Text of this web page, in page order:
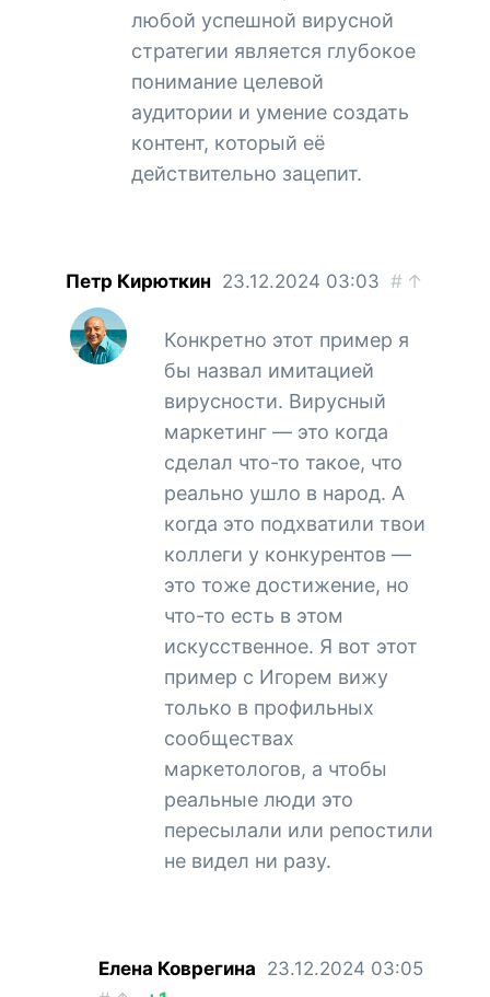
любой успешной вирусной
стратегии является глубокое
понимание целевой
аудитории и умение создать
контент, который её
действительно зацепит.
Петр Кирюткин 23.12.2024 03:03 # ↑
Конкретно этот пример я
бы назвал имитацией
вирусности. Вирусный
маркетинг — это когда
сделал что-то такое, что
реально ушло в народ. А
когда это подхватили твои
коллеги у конкурентов —
это тоже достижение, но
что-то есть в этом
искусственное. Я вот этот
пример с Игорем вижу
только в профильных
сообществах
маркетологов, а чтобы
реальные люди это
пересылали или репостили
не видел ни разу.
Елена Коврегина 23.12.2024 03:05